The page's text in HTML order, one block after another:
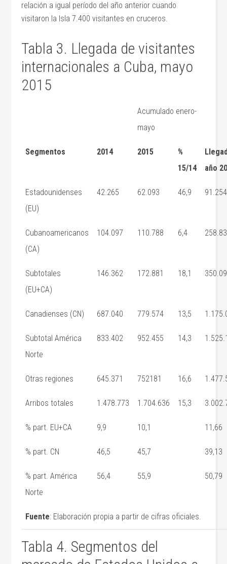
relación a igual período del año anterior cuando
visitaron la Isla 7.400 visitantes en cruceros.
Tabla 3. Llegada de visitantes
internacionales a Cuba, mayo
2015
Acumulado enero-
mayo
Segmentos 2014 2015
%
15/14
año
Estadounidenses
(EU)
42.265 62.093 46,9 91.254
Cubanoamericanos
(CA)
104.097 110.788 6,4
Subtotales
(EU+CA)
146.362 172.881 18,1
Canadienses (CN) 687.040 779.574 13,5
Subtotal América
Norte
833.402 952.455 14,3
Otras regiones 645.371 752181 16,6
Arribos totales 1.478.773 1.704.636 15,3
% part. EU+CA 9,9 10,1 11,66
% part. CN 46,5 45,7 39,13
% part. América
Norte
56,4 55,9 50,79
Fuente: Elaboración propia a partir de cifras oficiales.
Tabla 4. Segmentos del